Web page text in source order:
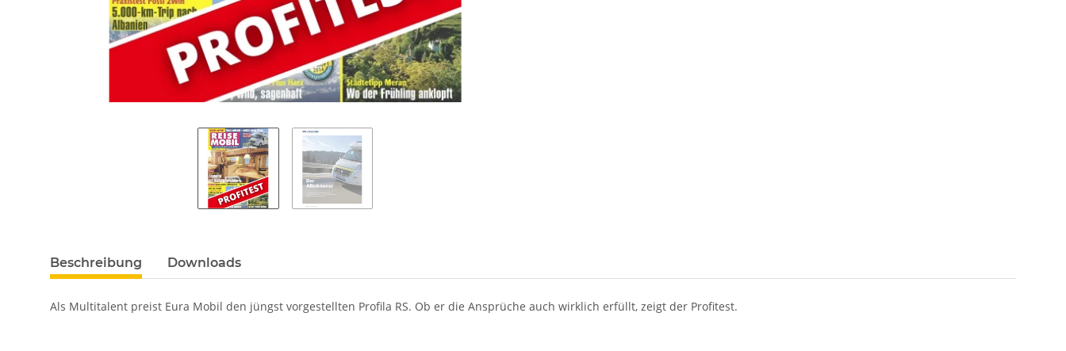
Beschreibung Downloads
Als Multitalent preist Eura Mobil den jüngst vorgestellten Profila RS. Ob er die Ansprüche auch wirklich erfüllt, zeigt der Profitest.